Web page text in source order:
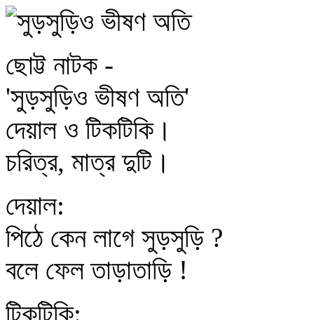
ছোট্ট নাটক -
'সুড়সুড়িও ভীষণ অতি'
দেয়াল ও টিকটিকি।
চরিত্র, মাত্র দুটি।
দেয়াল:
পিঠে কেন লাগে সুড়সুড়ি ?
বলে ফেল তাড়াতাড়ি !
টিকটিকি: